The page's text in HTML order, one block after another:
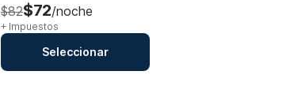
$82$72/noche
+ Impuestos
Seleccionar